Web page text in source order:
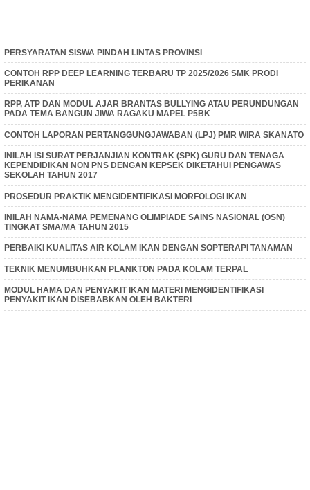
PERSYARATAN SISWA PINDAH LINTAS PROVINSI
CONTOH RPP DEEP LEARNING TERBARU TP 2025/2026 SMK PRODI
PERIKANAN
RPP, ATP DAN MODUL AJAR BRANTAS BULLYING ATAU PERUNDUNGAN
PADA TEMA BANGUN JIWA RAGAKU MAPEL P5BK
CONTOH LAPORAN PERTANGGUNGJAWABAN (LPJ) PMR WIRA SKANATO
INILAH ISI SURAT PERJANJIAN KONTRAK (SPK) GURU DAN TENAGA
KEPENDIDIKAN NON PNS DENGAN KEPSEK DIKETAHUI PENGAWAS
SEKOLAH TAHUN 2017
PROSEDUR PRAKTIK MENGIDENTIFIKASI MORFOLOGI IKAN
INILAH NAMA-NAMA PEMENANG OLIMPIADE SAINS NASIONAL (OSN)
TINGKAT SMA/MA TAHUN 2015
PERBAIKI KUALITAS AIR KOLAM IKAN DENGAN SOPTERAPI TANAMAN
TEKNIK MENUMBUHKAN PLANKTON PADA KOLAM TERPAL
MODUL HAMA DAN PENYAKIT IKAN MATERI MENGIDENTIFIKASI
PENYAKIT IKAN DISEBABKAN OLEH BAKTERI